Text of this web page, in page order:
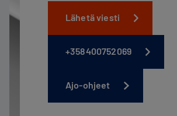
Lähetä viesti
+358400752069
Ajo-ohjeet